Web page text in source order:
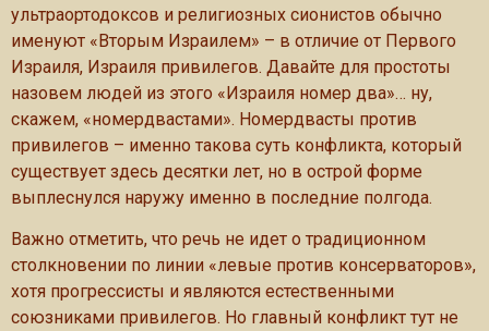
ультраортодоксов и религиозных сионистов обычно
именуют «Вторым Израилем» – в отличие от Первого
Израиля, Израиля привилегов. Давайте для простоты
назовем людей из этого «Израиля номер два»… ну,
скажем, «номердвастами». Номердвасты против
привилегов – именно такова суть конфликта, который
существует здесь десятки лет, но в острой форме
выплеснулся наружу именно в последние полгода.
Важно отметить, что речь не идет о традиционном
столкновении по линии «левые против консерваторов»,
хотя прогрессисты и являются естественными
союзниками привилегов. Но главный конфликт тут не